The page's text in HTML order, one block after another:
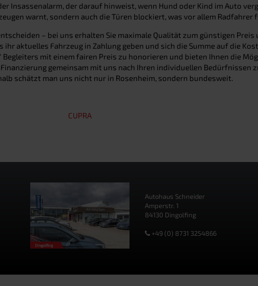
Insassenalarm, der darauf hinweist, wenn Hund oder Kind im Auto
warnt, sondern auch die Türen blockiert, was vor allem Radfahrer
– bei uns erhalten Sie maximale Qualität zum günstigen
aktuelles Fahrzeug in Zahlung geben und sich die Summe auf die
Begleiters mit einem fairen Preis zu honorieren und bieten Ihnen die
gemeinsam mit uns nach Ihren individuellen Bedürfnissen
schätzt man uns nicht nur in Rosenheim, sondern bundesweit.
CUPRA
Autohaus Schneider
Amperstr. 1
84130 Dingolfing
+49 (0) 8731 3254866